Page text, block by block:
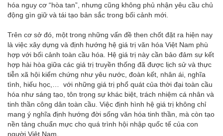
hóa nguy cơ “hòa tan”, nhưng cũng không phủ nhận yêu cầu chủ
động gìn giữ và tái tạo bản sắc trong bối cảnh mới.
Trên cơ sở đó, một trong những vấn đề then chốt đặt ra hiện nay
là việc xây dựng và định hướng hệ giá trị văn hóa Việt Nam phù
hợp với bối cảnh toàn cầu hóa. Hệ giá trị này cần bảo đảm sự kết
hợp hài hòa giữa các giá trị truyền thống đã được lịch sử và thực
tiễn xã hội kiểm chứng như yêu nước, đoàn kết, nhân ái, nghĩa
tình, hiếu học,… với những giá trị phổ quát của thời đại toàn cầu
hóa như sáng tạo, tôn trọng sự khác biệt, trách nhiệm cá nhân và
tinh thần công dân toàn cầu. Việc định hình hệ giá trị không chỉ
mang ý nghĩa định hướng đời sống văn hóa tinh thần, mà còn tạo
nền tảng chuẩn mực cho quá trình hội nhập quốc tế của con
người Việt Nam.